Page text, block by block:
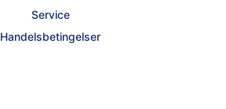
Service
Handelsbetingelser